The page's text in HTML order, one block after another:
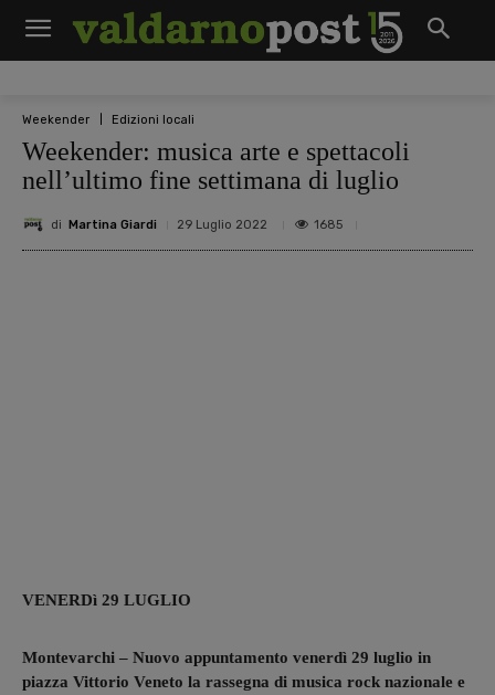
Weekender Edizioni locali
Weekender: musica arte e spettacoli
nell’ultimo fine settimana di luglio
di Martina Giardi 29 Luglio 2022 1685
VENERDì 29 LUGLIO
Montevarchi – Nuovo appuntamento venerdì 29 luglio in
piazza Vittorio Veneto la rassegna di musica rock nazionale e